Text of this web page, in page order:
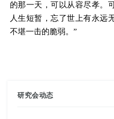
的那一天，可以从容尽孝。
人生短暂，忘了世上有永远
不堪一击的脆弱。”
研究会动态